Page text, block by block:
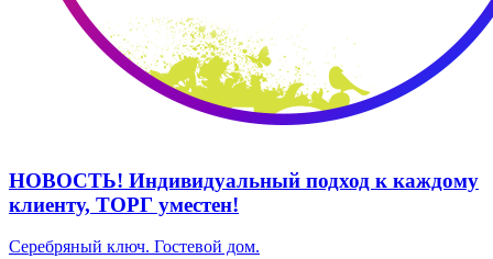
НОВОСТЬ! Индивидуальный подход к каждому
клиенту, ТОРГ уместен!
Серебряный ключ. ​Гостевой дом.